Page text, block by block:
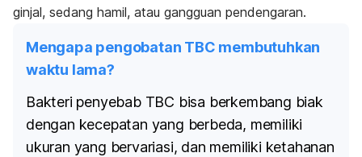
ginjal, sedang hamil, atau gangguan pendengaran.
Mengapa pengobatan TBC membutuhkan
waktu lama?
Bakteri penyebab TBC bisa berkembang biak
dengan kecepatan yang berbeda, memiliki
ukuran yang bervariasi, dan memiliki ketahanan